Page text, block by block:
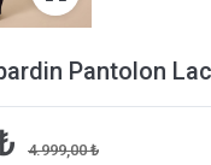
Pantolon
4.999,00 ₺